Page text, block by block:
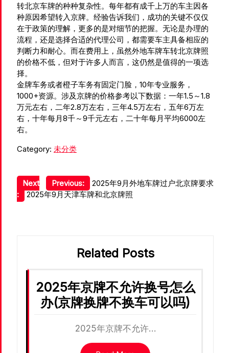
转北京车牌的种种复杂性。每年都有成千上万的车主因各
种原因希望转入京牌。经验告诉我们，成功的关键不仅仅
在于政策的理解，更多的是对细节的把握。无论是办理的
流程，还是选择合适的代理公司，都需要车主具备相应的
判断力和耐心。而在费用上，虽然外地车牌车转北京牌照
的价格不低，但对于许多人而言，这仍然是值得的一项选
择。
金牌车务或者橙子车务有固定门脸，10年专业服务，
1000+资源。涉及京牌的价格参考以下数据：一年1.5～1.8
万元左右，二年2.8万左右，三年4.5万左右，五年6万左
右，十年每月8千～9千元左右，二十年每月平均6000左
右。
Category: 未分类
文
章
Previous: 2025年9月外地车牌过户北京牌要求
Next
:
2025年9月天津车牌和北京牌照
Related Posts
2025年京牌不允许换号怎么
办(京牌换牌不换车可以吗)
2025年京牌不允许…